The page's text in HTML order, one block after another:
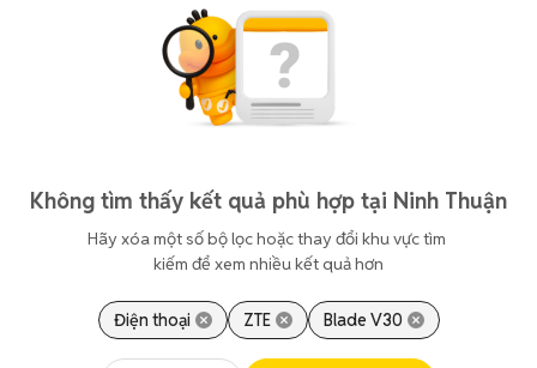
Không tìm thấy kết quả phù hợp tại Ninh Thuận
Hãy xóa một số bộ lọc hoặc thay đổi khu vực tìm
kiếm để xem nhiều kết quả hơn
Điện thoại ZTE Blade V30